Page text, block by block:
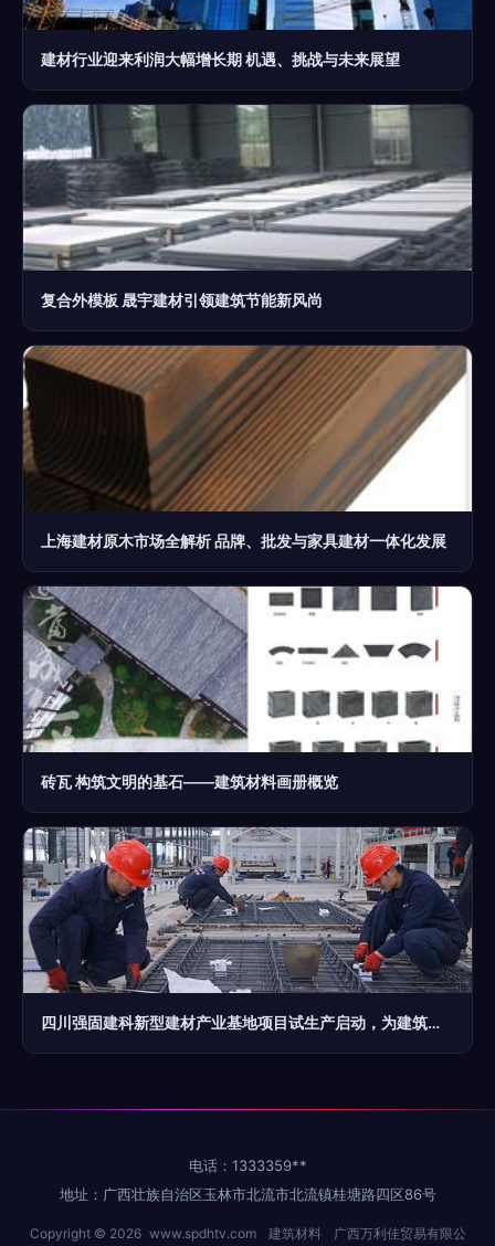
建材行业迎来利润大幅增长期 机遇、挑战与未来展望
复合外模板 晟宇建材引领建筑节能新风尚
上海建材原木市场全解析 品牌、批发与家具建材一体化发展
砖瓦 构筑文明的基石——建筑材料画册概览
四川强固建科新型建材产业基地项目试生产启动，为建筑材料行业注入新动能
电话：1333359**
地址：广西壮族自治区玉林市北流市北流镇桂塘路四区86号
Copyright © 2026 www.spdhtv.com 建筑材料
广西万利佳贸易有限公